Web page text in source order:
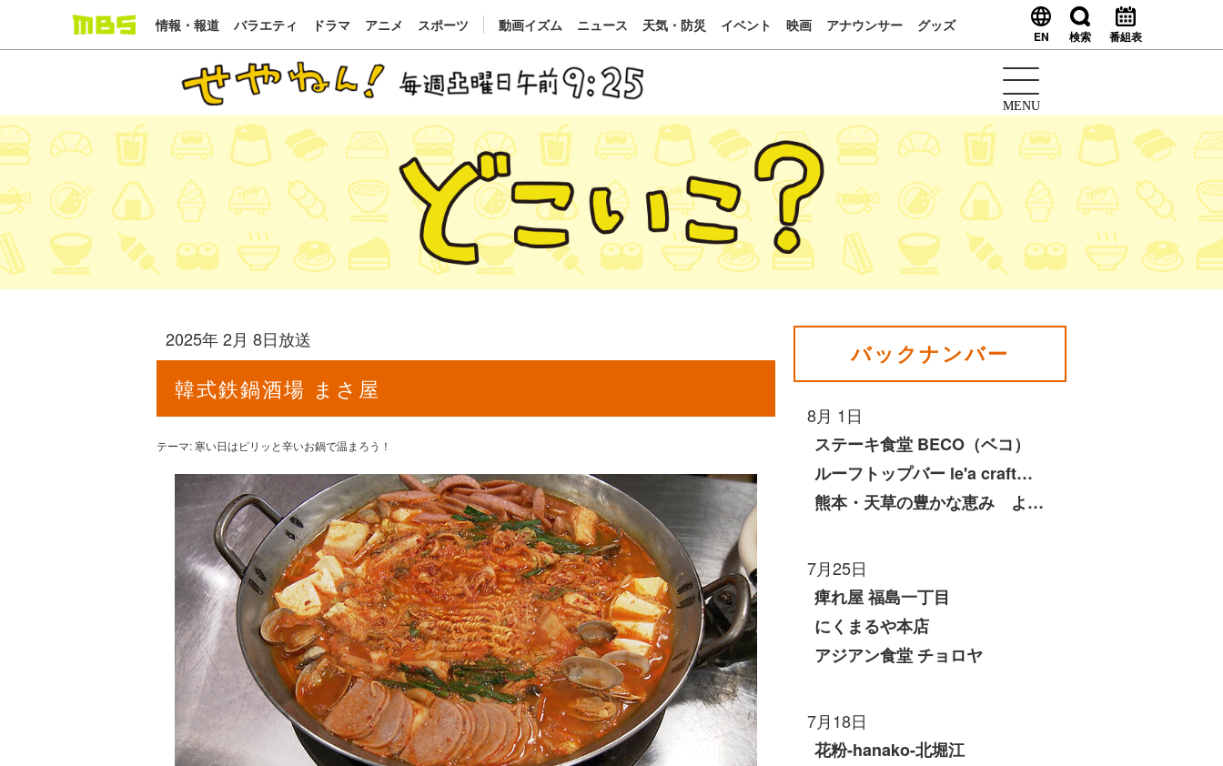
情報・報道 バラエティ ドラマ アニメ スポーツ 動画イズム ニュース 天気・防災 イベント 映画 アナウンサー グッズ
EN 検索 番組表
MENU
2025年 2月 8日放送
韓式鉄鍋酒場 まさ屋
テーマ: 寒い日はピリッと辛いお鍋で温まろう！
バックナンバー
8月 1日
ステーキ食堂 BECO（ベコ）
ルーフトップバー le'a craft（レアクラフト）
熊本・天草の豊かな恵み よしたけ
7月25日
痺れ屋 福島一丁目
にくまるや本店
アジアン食堂 チョロヤ
7月18日
花粉-hanako-北堀江